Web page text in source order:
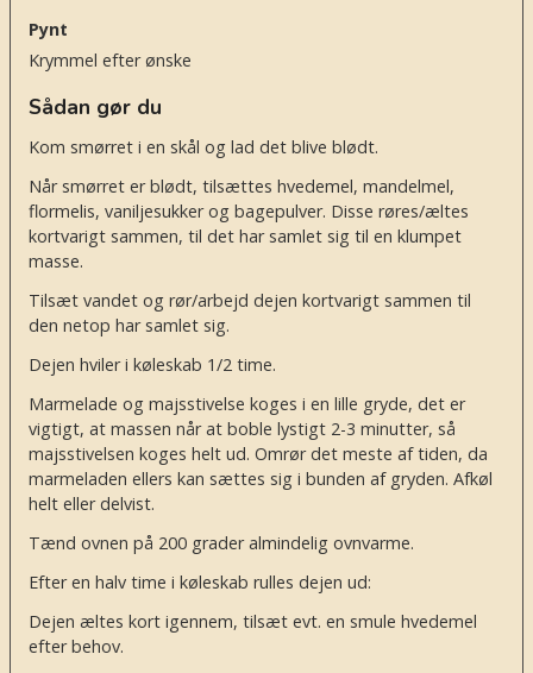
Pynt
Krymmel efter ønske
Sådan gør du
Kom smørret i en skål og lad det blive blødt.
Når smørret er blødt, tilsættes hvedemel, mandelmel,
flormelis, vaniljesukker og bagepulver. Disse røres/æltes
kortvarigt sammen, til det har samlet sig til en klumpet
masse.
Tilsæt vandet og rør/arbejd dejen kortvarigt sammen til
den netop har samlet sig.
Dejen hviler i køleskab 1/2 time.
Marmelade og majsstivelse koges i en lille gryde, det er
vigtigt, at massen når at boble lystigt 2-3 minutter, så
majsstivelsen koges helt ud. Omrør det meste af tiden, da
marmeladen ellers kan sættes sig i bunden af gryden. Afkøl
helt eller delvist.
Tænd ovnen på 200 grader almindelig ovnvarme.
Efter en halv time i køleskab rulles dejen ud:
Dejen æltes kort igennem, tilsæt evt. en smule hvedemel
efter behov.